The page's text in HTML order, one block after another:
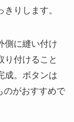
りします。
側に縫い付け
り付けること
成。ボタンは
のがおすすめで